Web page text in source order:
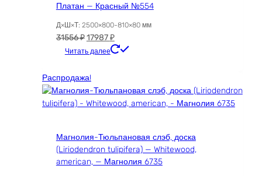
Платан — Красный №554
Д×Ш×Т: 2500×800-810×80 мм
31556₽Первоначальная
цена
31556 ₽.
17987₽Текущая
цена:
Читать далее
Распродажа!
Магнолия-Тюльпановая слэб, доска
(Liriodendron tulipifera) — Whitewood,
american, — Магнолия 6735